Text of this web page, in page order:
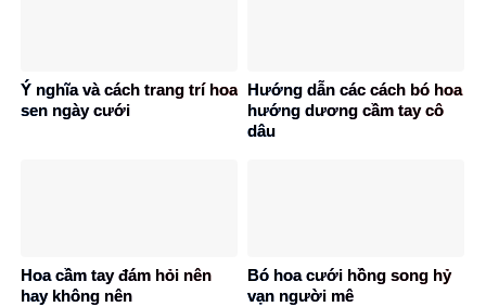
Ý nghĩa và cách trang trí hoa
sen ngày cưới
Hướng dẫn các cách bó hoa
hướng dương cầm tay cô
dâu
Hoa cầm tay đám hỏi nên
hay không nên
Bó hoa cưới hồng song hỷ
vạn người mê